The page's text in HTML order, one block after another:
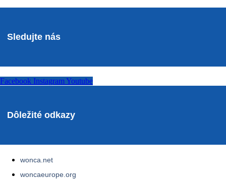
Sledujte nás
Facebook Instagram Youtube
Dôležité odkazy
wonca.net
woncaeurope.org